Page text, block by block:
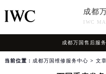
成都
IWC
成都万国售后服
当前位置： 成都万国维修服务中心 > 文章